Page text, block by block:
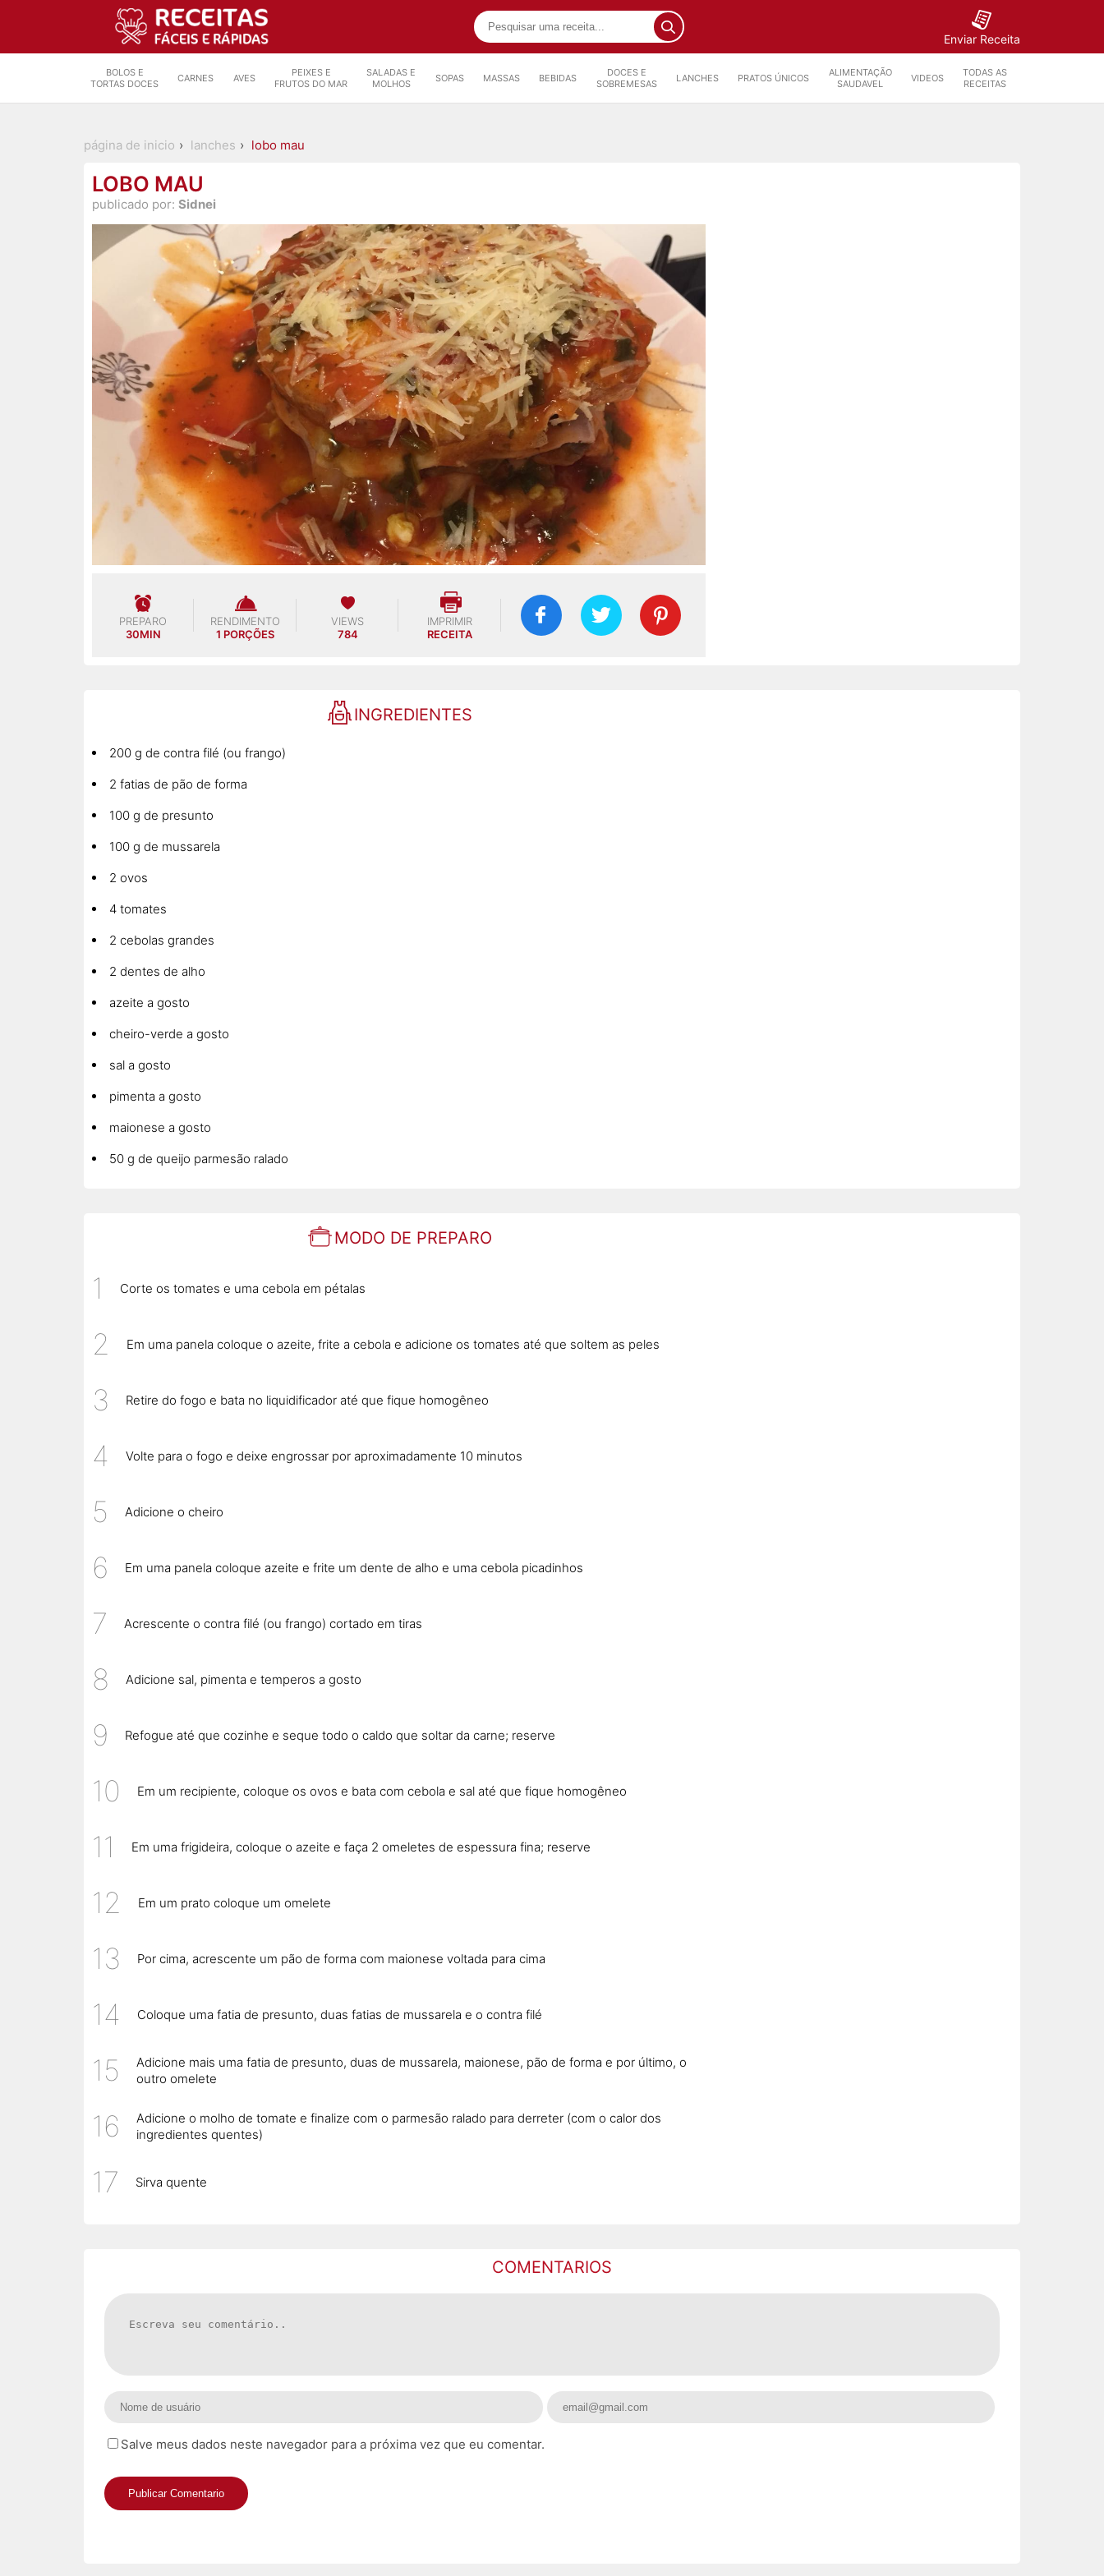
Enviar Receita
BOLOS E
TORTAS DOCES
CARNES AVES
PEIXES E
FRUTOS DO MAR
SALADAS E
MOLHOS
SOPAS MASSAS BEBIDAS
DOCES E
SOBREMESAS
LANCHES PRATOS ÚNICOS
ALIMENTAÇÃO
SAUDAVEL
VIDEOS
TODAS AS
RECEITAS
página de inicio lanches lobo mau
LOBO MAU
publicado por: Sidnei
PREPARO
30MIN
RENDIMENTO
1 PORÇÕES
VIEWS
784
IMPRIMIR
RECEITA
INGREDIENTES
200 g de contra filé (ou frango)
2 fatias de pão de forma
100 g de presunto
100 g de mussarela
2 ovos
4 tomates
2 cebolas grandes
2 dentes de alho
azeite a gosto
cheiro-verde a gosto
sal a gosto
pimenta a gosto
maionese a gosto
50 g de queijo parmesão ralado
MODO DE PREPARO
Corte os tomates e uma cebola em pétalas
Em uma panela coloque o azeite, frite a cebola e adicione os tomates até que soltem as peles
Retire do fogo e bata no liquidificador até que fique homogêneo
Volte para o fogo e deixe engrossar por aproximadamente 10 minutos
Adicione o cheiro
Em uma panela coloque azeite e frite um dente de alho e uma cebola picadinhos
Acrescente o contra filé (ou frango) cortado em tiras
Adicione sal, pimenta e temperos a gosto
Refogue até que cozinhe e seque todo o caldo que soltar da carne; reserve
Em um recipiente, coloque os ovos e bata com cebola e sal até que fique homogêneo
Em uma frigideira, coloque o azeite e faça 2 omeletes de espessura fina; reserve
Em um prato coloque um omelete
Por cima, acrescente um pão de forma com maionese voltada para cima
Coloque uma fatia de presunto, duas fatias de mussarela e o contra filé
Adicione mais uma fatia de presunto, duas de mussarela, maionese, pão de forma e por último, o
outro omelete
Adicione o molho de tomate e finalize com o parmesão ralado para derreter (com o calor dos
ingredientes quentes)
Sirva quente
COMENTARIOS
Salve meus dados neste navegador para a próxima vez que eu comentar.